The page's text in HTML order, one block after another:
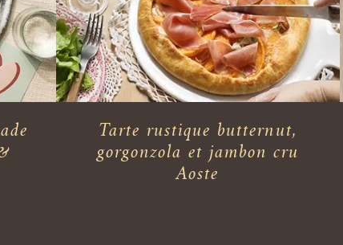
Tarte rustique butternut,
gorgonzola et jambon cru
Aoste